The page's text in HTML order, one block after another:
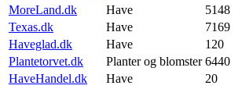
MoreLand.dk
Have 5148
Texas.dk
Have 7169
Haveglad.dk
Have 120
Plantetorvet.dk
Planter og blomster 6440
HaveHandel.dk
Have 20